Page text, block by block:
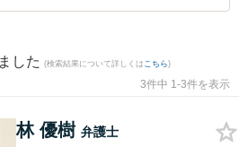
した (検索結果について詳しくは こちら)
3件中 1-3件を表示
林 優樹 弁護士